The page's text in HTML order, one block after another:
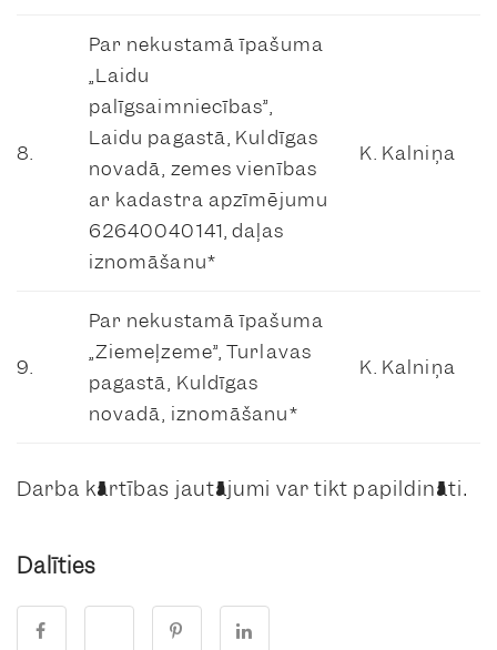
8.
Par nekustamā īpašuma
„Laidu
palīgsaimniecības”,
Laidu pagastā, Kuldīgas
novadā, zemes vienības
ar kadastra apzīmējumu
62640040141, daļas
iznomāšanu*
K. Kalniņa
9.
Par nekustamā īpašuma
„Ziemeļzeme”, Turlavas
pagastā, Kuldīgas
novadā, iznomāšanu*
K. Kalniņa
Darba kārtības jautājumi var tikt papildināti.
Dalīties